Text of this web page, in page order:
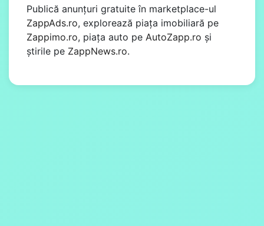
Publică anunțuri gratuite în marketplace-ul
ZappAds.ro, explorează piața imobiliară pe
Zappimo.ro, piața auto pe AutoZapp.ro și
știrile pe ZappNews.ro.